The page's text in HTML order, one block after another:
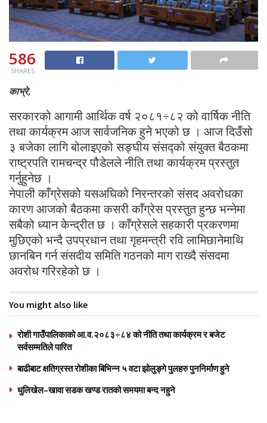
586
SHARES
काभ्रे,
सरकारको आगामी आर्थिक वर्ष २०८१÷८२ को वार्षिक नीति
तथा कार्यक्रम आज सार्वजनिक हुने भएको छ । आज दिउँसो
३ बजेका लागि बोलाइएको सङ्घीय संसद्को संयुक्त बैठकमा
राष्ट्रपति रामचन्द्र पौडेलले नीति तथा कार्यक्रम प्रस्तुत
गर्नुहुनेछ ।
नेपाली काँग्रेसको यसअघिको निरन्तरको संसद अवरोधका
कारण आजको बैठकमा कसरी काँग्रेस प्रस्तुत हुन्छ भन्नेमा
सबैको ध्यान केन्द्रीत छ । काँग्रेसले सहकारी प्रकरणमा
मुछिएको भन्दै उपप्रधान तथा गृहमन्त्री रवि लामिछानेमाथि
छानबिन गर्न संसदीय समिति गठनको माग राख्दै संसदमा
अवरोध गरिरहेको छ ।
You might also like
रोशी गाउँपालिकाको आ.व.२०८३÷८४ को नीति तथा कार्यक्रम र बजेट
सर्वसम्मतिले पारित
बाढीबाट क्षतिग्रस्त रोशीका बिभिन्न ५ वटा झोलुङ्गे पुलहरु पुननिर्माण हुने
धुलिखेल–खावा सडक खण्ड रातको समयमा बन्द नहुने